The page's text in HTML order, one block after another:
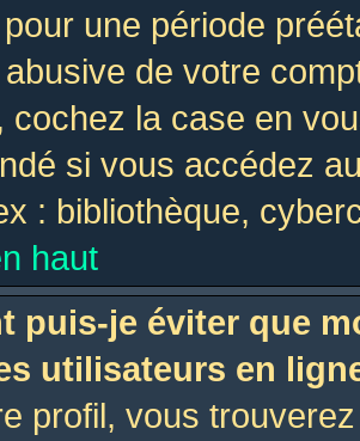
une période
de votre
cochez la case en
si vous accédez
: bibliothèque,
haut
puis-je éviter que
utilisateurs en
profil, vous